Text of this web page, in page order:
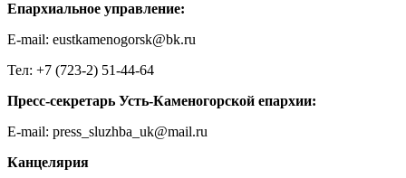
Епархиальное управление:
E-mail: eustkamenogorsk@bk.ru
Тел: +7 (723-2) 51-44-64
Пресс-секретарь Усть-Каменогорской епархии:
E-mail: press_sluzhba_uk@mail.ru
Канцелярия